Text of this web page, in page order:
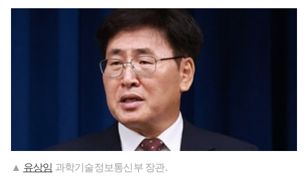
▲ 유상임 과학기술정보통신부 장관.